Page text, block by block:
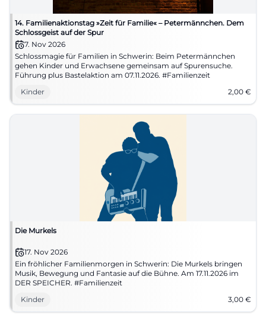
14. Familienaktionstag »Zeit für Familie« – Petermännchen. Dem
Schlossgeist auf der Spur
7. Nov 2026
Schlossmagie für Familien in Schwerin: Beim Petermännchen
gehen Kinder und Erwachsene gemeinsam auf Spurensuche.
Führung plus Bastelaktion am 07.11.2026. #Familienzeit
Kinder
2,00 €
Die Murkels
17. Nov 2026
Ein fröhlicher Familienmorgen in Schwerin: Die Murkels bringen
Musik, Bewegung und Fantasie auf die Bühne. Am 17.11.2026 im
DER SPEICHER. #Familienzeit
Kinder
3,00 €